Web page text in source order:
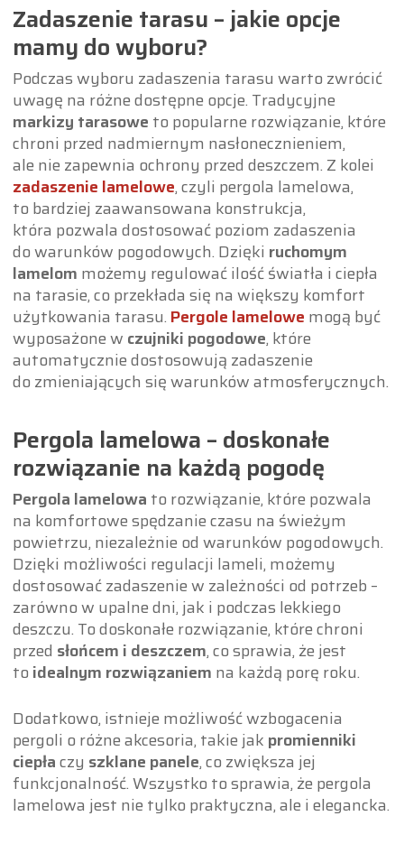
Zadaszenie tarasu – jakie opcje
mamy do wyboru?
Podczas wyboru zadaszenia tarasu warto zwrócić
uwagę na różne dostępne opcje. Tradycyjne
markizy tarasowe to popularne rozwiązanie, które
chroni przed nadmiernym nasłonecznieniem,
ale nie zapewnia ochrony przed deszczem. Z kolei
zadaszenie lamelowe, czyli pergola lamelowa,
to bardziej zaawansowana konstrukcja,
która pozwala dostosować poziom zadaszenia
do warunków pogodowych. Dzięki ruchomym
lamelom możemy regulować ilość światła i ciepła
na tarasie, co przekłada się na większy komfort
użytkowania tarasu. Pergole lamelowe mogą być
wyposażone w czujniki pogodowe, które
automatycznie dostosowują zadaszenie
do zmieniających się warunków atmosferycznych.
Pergola lamelowa – doskonałe
rozwiązanie na każdą pogodę
Pergola lamelowa to rozwiązanie, które pozwala
na komfortowe spędzanie czasu na świeżym
powietrzu, niezależnie od warunków pogodowych.
Dzięki możliwości regulacji lameli, możemy
dostosować zadaszenie w zależności od potrzeb –
zarówno w upalne dni, jak i podczas lekkiego
deszczu. To doskonałe rozwiązanie, które chroni
przed słońcem i deszczem, co sprawia, że jest
to idealnym rozwiązaniem na każdą porę roku.
Dodatkowo, istnieje możliwość wzbogacenia
pergoli o różne akcesoria, takie jak promienniki
ciepłaczy szklane panele, co zwiększa jej
funkcjonalność. Wszystko to sprawia, że pergola
lamelowa jest nie tylko praktyczna, ale i elegancka.